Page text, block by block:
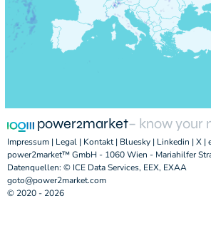
power2market– know your
Impressum| Legal| Kontakt| Bluesky| Linkedin | X|
power2market™ GmbH - 1060 Wien - Mariahilfer
Datenquellen: © ICE Data Services, EEX, EXAA
goto@power2market.com
© 2020 - 2026